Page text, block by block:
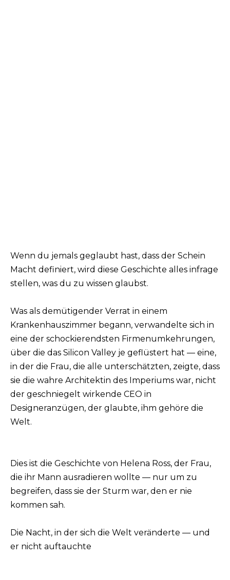
Wenn du jemals geglaubt hast, dass der Schein
Macht definiert, wird diese Geschichte alles infrage
stellen, was du zu wissen glaubst.
Was als demütigender Verrat in einem
Krankenhauszimmer begann, verwandelte sich in
eine der schockierendsten Firmenumkehrungen,
über die das Silicon Valley je geflüstert hat — eine,
in der die Frau, die alle unterschätzten, zeigte, dass
sie die wahre Architektin des Imperiums war, nicht
der geschniegelt wirkende CEO in
Designeranzügen, der glaubte, ihm gehöre die
Welt.
Dies ist die Geschichte von Helena Ross, der Frau,
die ihr Mann ausradieren wollte — nur um zu
begreifen, dass sie der Sturm war, den er nie
kommen sah.
Die Nacht, in der sich die Welt veränderte — und
er nicht auftauchte